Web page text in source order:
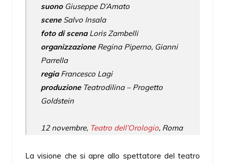
suono Giuseppe D’Amato
scene Salvo Insala
foto di scena Loris Zambelli
organizzazione Regina Piperno, Gianni
Parrella
regia Francesco Lagi
produzioneTeatrodilina – Progetto
Goldstein
12 novembre, Teatro dell’Orologio, Roma
La visione che si apre allo spettatore del teatro